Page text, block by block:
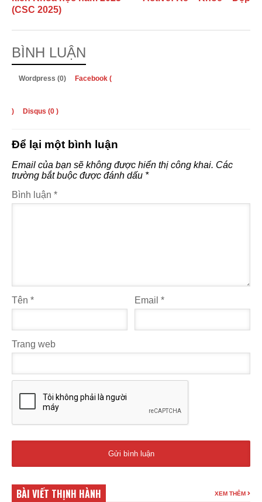
(CSC 2025)
BÌNH LUẬN
Wordpress (0) Facebook (
) Disqus (0 )
Để lại một bình luận
Email của bạn sẽ không được hiển thị công khai. Các
trường bắt buộc được đánh dấu *
Bình luận *
Tên * Email*
Trang web
BÀI VIẾT THỊNH HÀNH XEM THÊM